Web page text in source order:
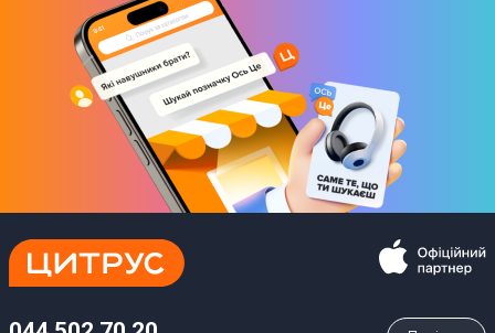
Товар може відрізнятись від представленого на фото,
характеристики та комплектація можуть бути змінені
виробником. Деталі уточнюйте у менеджера
Завантаження
652.16 KB